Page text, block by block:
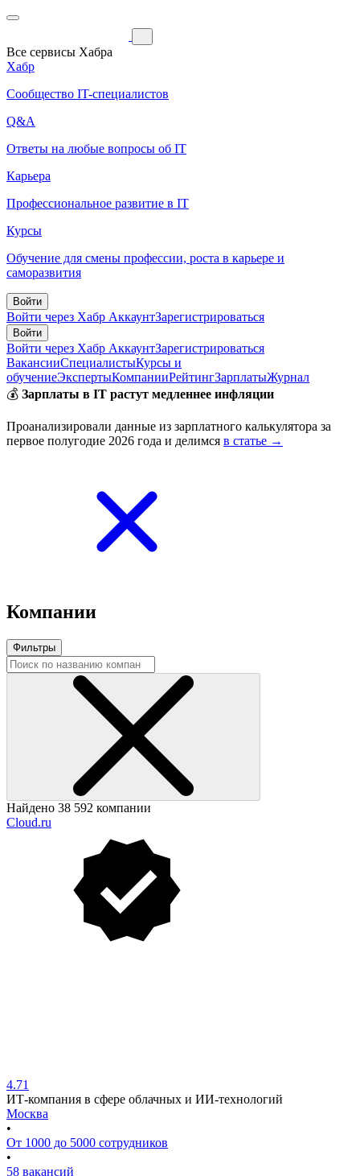
Все сервисы Хабра
Хабр
Сообщество IT-специалистов
Q&A
Ответы на любые вопросы об IT
Карьера
Профессиональное развитие в IT
Курсы
Обучение для смены профессии, роста в карьере и
саморазвития
Войти
Войти через Хабр АккаунтЗарегистрироваться
Войти
Войти через Хабр АккаунтЗарегистрироваться
ВакансииСпециалистыКурсы и
обучениеЭкспертыКомпанииРейтингЗарплатыЖурнал
💰 Зарплаты в IT растут медленнее инфляции
Проанализировали данные из зарплатного калькулятора за
первое полугодие 2026 года и делимся в статье →
Компании
Фильтры
Найдено 38 592 компании
Cloud.ru
4.71
ИТ-компания в сфере облачных и ИИ-технологий
Москва
•
От 1000 до 5000 сотрудников
•
58 вакансий